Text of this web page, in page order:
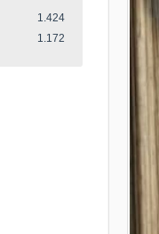
1.424
1.172